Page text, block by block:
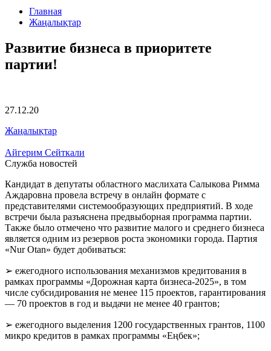
Главная
Жаңалықтар
Развитие бизнеса в приоритете
партии!
27.12.20
Жаңалықтар
Айгерим Сейткали
Служба новостей
Кандидат в депутаты областного маслихата Салыкова Римма
Аждаровна провела встречу в онлайн формате с
представителями системообразующих предприятий. В ходе
встречи была разъяснена предвыборная программа партии.
Также было отмечено что развитие малого и среднего бизнеса
является одним из резервов роста экономики города. Партия
«Nur Otan» будет добиваться:
➢ ежегодного использования механизмов кредитования в
рамках программы «Дорожная карта бизнеса-2025», в том
числе субсидирования не менее 115 проектов, гарантирования
— 70 проектов в год и выдачи не менее 40 грантов;
➢ ежегодного выделения 1200 государственных грантов, 1100
микро кредитов в рамках программы «Еңбек»;